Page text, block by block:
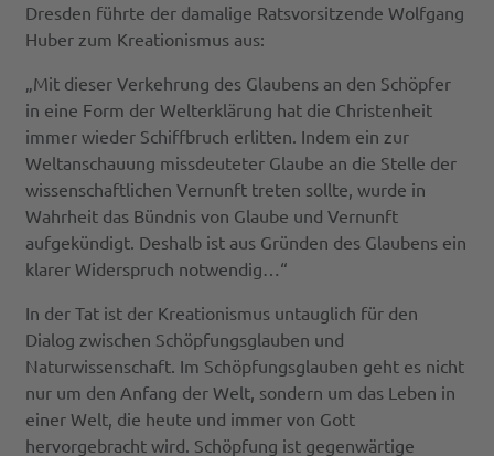
Dresden führte der damalige Ratsvorsitzende Wolfgang
Huber zum Kreationismus aus:
„Mit dieser Verkehrung des Glaubens an den Schöpfer
in eine Form der Welterklärung hat die Christenheit
immer wieder Schiffbruch erlitten. Indem ein zur
Weltanschauung missdeuteter Glaube an die Stelle der
wissenschaftlichen Vernunft treten sollte, wurde in
Wahrheit das Bündnis von Glaube und Vernunft
aufgekündigt. Deshalb ist aus Gründen des Glaubens ein
klarer Widerspruch notwendig…“
In der Tat ist der Kreationismus untauglich für den
Dialog zwischen Schöpfungsglauben und
Naturwissenschaft. Im Schöpfungsglauben geht es nicht
nur um den Anfang der Welt, sondern um das Leben in
einer Welt, die heute und immer von Gott
hervorgebracht wird. Schöpfung ist gegenwärtige